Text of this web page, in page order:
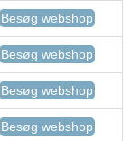
Besøg webshop
Besøg webshop
Besøg webshop
Besøg webshop